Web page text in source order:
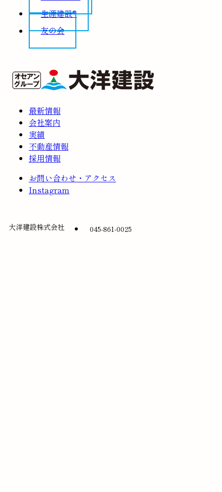
生涯建設®
友の会
最新情報
会社案内
実績
不動産情報
採用情報
お問い合わせ・アクセス
Instagram
大洋建設株式会社 045-861-0025